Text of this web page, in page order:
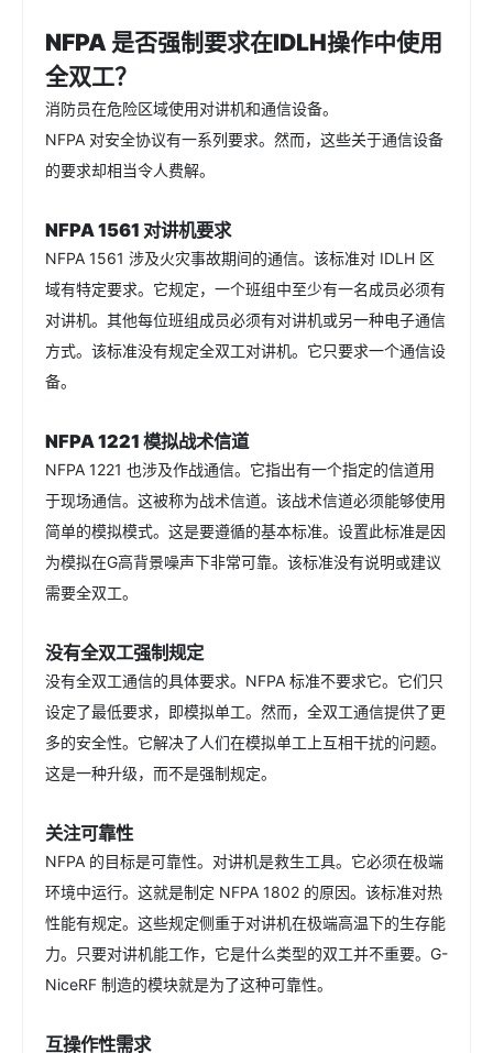
NFPA 是否强制要求在IDLH操作中使用
全双工？
消防员在危险区域使用对讲机和通信设备。
NFPA 对安全协议有一系列要求。然而，这些关于通信设备
的要求却相当令人费解。
NFPA 1561 对讲机要求
NFPA 1561 涉及火灾事故期间的通信。该标准对 IDLH 区
域有特定要求。它规定，一个班组中至少有一名成员必须有
对讲机。其他每位班组成员必须有对讲机或另一种电子通信
方式。该标准没有规定全双工对讲机。它只要求一个通信设
备。
NFPA 1221 模拟战术信道
NFPA 1221 也涉及作战通信。它指出有一个指定的信道用
于现场通信。这被称为战术信道。该战术信道必须能够使用
简单的模拟模式。这是要遵循的基本标准。设置此标准是因
为模拟在G高背景噪声下非常可靠。该标准没有说明或建议
需要全双工。
没有全双工强制规定
没有全双工通信的具体要求。NFPA 标准不要求它。它们只
设定了最低要求，即模拟单工。然而，全双工通信提供了更
多的安全性。它解决了人们在模拟单工上互相干扰的问题。
这是一种升级，而不是强制规定。
关注可靠性
NFPA 的目标是可靠性。对讲机是救生工具。它必须在极端
环境中运行。这就是制定 NFPA 1802 的原因。该标准对热
性能有规定。这些规定侧重于对讲机在极端高温下的生存能
力。只要对讲机能工作，它是什么类型的双工并不重要。G-
NiceRF 制造的模块就是为了这种可靠性。
互操作性需求